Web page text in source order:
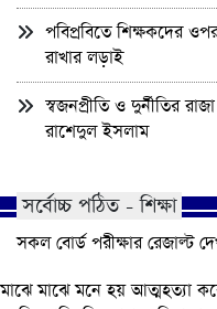
পবিপ্রবিতে শিক্ষকদের
রাখার লড়াই
স্বজনপ্রীতি ও দুর্নীতির
রাশেদুল ইসলাম
সর্বোচ্চ পঠিত - শিক্ষা
সকল বোর্ড পরীক্ষার রেজাল্ট
মাঝে মাঝে মনে হয় আত্মহত্যা